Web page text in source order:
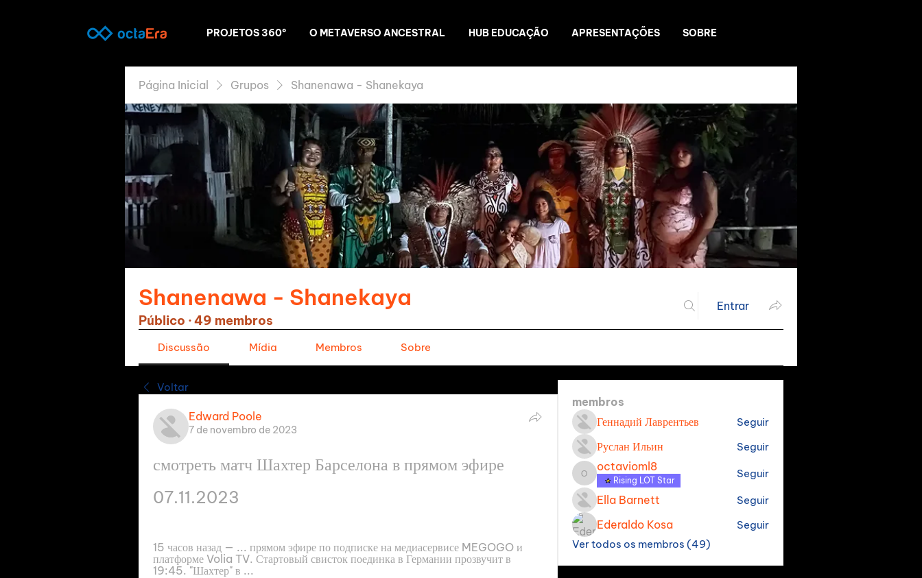
PROJETOS 360º O METAVERSO ANCESTRAL HUB EDUCAÇÃO APRESENTAÇÕES SOBRE
Página Inicial Grupos Shanenawa - Shanekaya
Shanenawa - Shanekaya
Público ·49 membros
Entrar
Discussão Mídia Membros Sobre
Voltar
Edward Poole
7 de novembro de 2023
смотреть матч Шахтер Барселона в прямом эфире
07.11.2023
15 часов назад — ... прямом эфире по подписке на медиасервисе MEGOGO и
платформе Volia TV. Стартовый свисток поединка в Германии прозвучит в
19:45. "Шахтер" в ...
membros
Геннадий Лаврентьев
Seguir
Руслан Ильин Seguir
octavioml8
octavioml8
Rising LOT Star
Seguir
Ella Barnett Seguir
Ederaldo Kosa
Seguir
Ver todos os membros (49)